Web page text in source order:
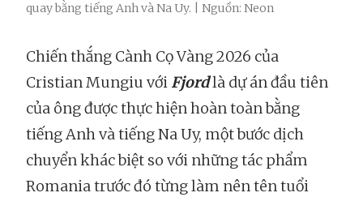
quay bằng tiếng Anh và Na Uy. | Nguồn: Neon
Chiến thắng Cành Cọ Vàng 2026 của
Cristian Mungiu với Fjordlà dự án đầu tiên
của ông được thực hiện hoàn toàn bằng
tiếng Anh và tiếng Na Uy, một bước dịch
chuyển khác biệt so với những tác phẩm
Romania trước đó từng làm nên tên tuổi